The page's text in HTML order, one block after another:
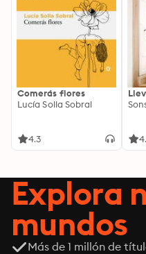
Comerás flores
Lucía Solla Sobral
4.3
Explora
mundos
Más de 1 millón de